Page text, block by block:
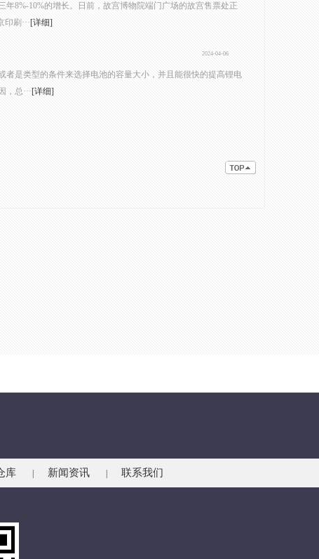
8%-10%的增长。日前，故宫博物院端门广场的故宫售票处正
刷···[详细]
2024-04-06
是类型的条件来选择电池的容量大小，并且能很快的提高锂电
总···[详细]
库 新闻资讯 联系我们